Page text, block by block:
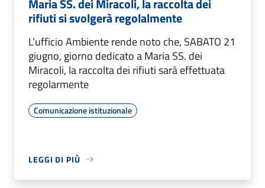
rifiuti si svolgerà regolalmente
L’ufficio Ambiente rende noto che, SABATO 21
giugno, giorno dedicato a Maria SS. dei
Miracoli, la raccolta dei rifiuti sarà effettuata
regolarmente
Comunicazione istituzionale
LEGGI DI PIÙ